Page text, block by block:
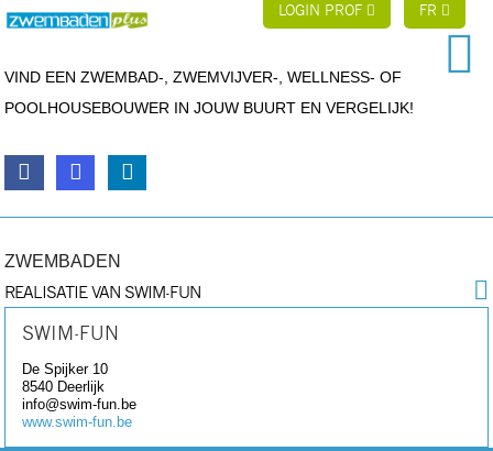
LOGIN PROF FR
VIND EEN ZWEMBAD-, ZWEMVIJVER-, WELLNESS- OF
POOLHOUSEBOUWER IN JOUW BUURT EN VERGELIJK!
ZWEMBADEN
REALISATIE VAN SWIM-FUN
SWIM-FUN
De Spijker 10
8540 Deerlijk
info@swim-fun.be
www.swim-fun.be